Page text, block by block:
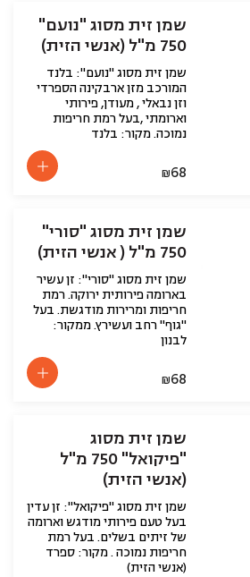
שמן זית מסוג "נועם"
750 מ"ל (אנשי הזית)
שמן זית מסוג "נועם": בלנד
המורכב מזן ארבקינה הספרדי
וזן נבאלי , מעודן, פירותי
וארומתי ,בעל רמת חריפות
נמוכה. מקור: בלנד
₪68
שמן זית מסוג "סורי"
750 מ"ל ( אנשי הזית)
שמן זית מסוג "סורי": זן עשיר
בארומה פירותית ירוקה. רמת
חריפות ומרירות מודגשת. בעל
"גוף" רחב ועשירץ. ממקור:
לבנון
₪68
שמן זית מסוג
"פיקואל" 750 מ"ל
(אנשי הזית)
שמן זית מסוג "פיקואל": זן עדין
בעל טעם פירותי מודגש וארומה
של זיתים בשלים. בעל רמת
חריפות נמוכה . מקור: ספרד
(אנשי הזית)